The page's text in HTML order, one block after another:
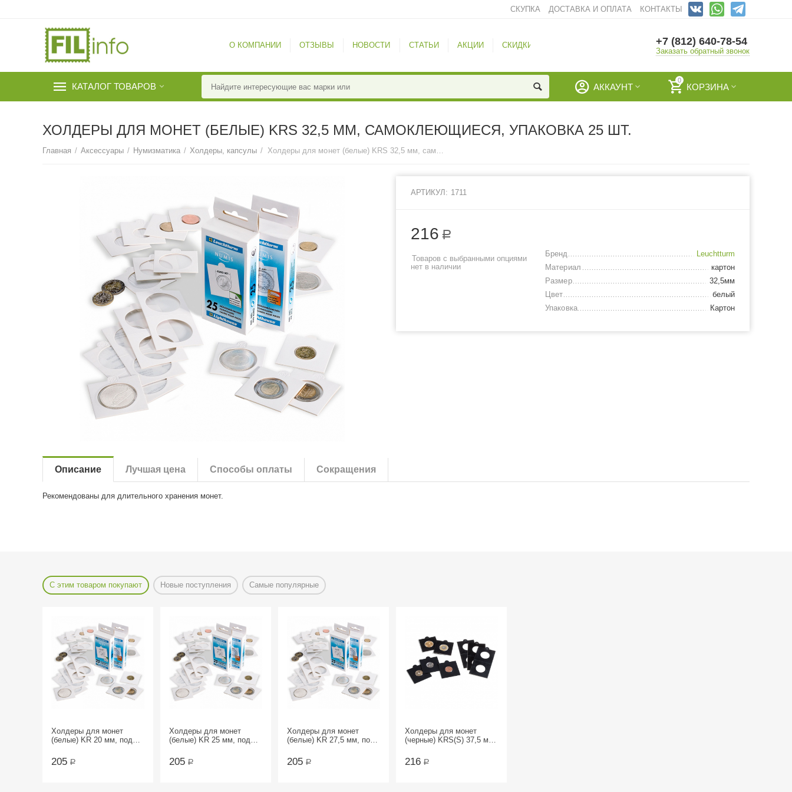
СКУПКА ДОСТАВКА И ОПЛАТА КОНТАКТЫ
О КОМПАНИИ ОТЗЫВЫ НОВОСТИ СТАТЬИ АКЦИИ СКИДКИ +7 (812) 640-78-54
Заказать обратный звонок
КАТАЛОГ ТОВАРОВ
0
КОРЗИНА
АККАУНТ
ХОЛДЕРЫ ДЛЯ МОНЕТ (БЕЛЫЕ) KRS 32,5 ММ, САМОКЛЕЮЩИЕСЯ, УПАКОВКА 25 ШТ.
Главная / Аксессуары / Нумизматика / Холдеры, капсулы / Холдеры для монет (белые) KRS 32,5 мм, самоклеющиеся, упаковка 25 шт.
АРТИКУЛ: 1711
216 Р
Товаров с выбранными опциями
нет в наличии
Бренд
Leuchtturm
Материал
картон
Размер
32,5мм
Цвет
белый
Упаковка
Картон
Описание Лучшая цена Способы оплаты Сокращения
Рекомендованы для длительного хранения монет.
С этим товаром покупают Новые поступления Самые популярные
Холдеры для монет
(белые) KR 20 мм, под
205 Р
Холдеры для монет
(белые) KR 25 мм, под
205 Р
Холдеры для монет
(белые) KR 27,5 мм, под
205 Р
Холдеры для монет
(черные) KRS(S) 37,5 мм,
упаковка 25 шт.
216 Р